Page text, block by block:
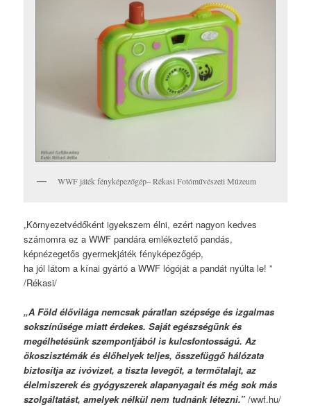
WWF játék fényképezőgép– Rékasi Fotóművészeti Múzeum
„Környezetvédőként igyekszem élni, ezért nagyon kedves
számomra ez a WWF pandára emlékeztető pandás,
képnézegetős gyermekjáték fényképezőgép,
ha jól látom a kínai gyártó a WWF lógóját a pandát nyúlta le! ”
/Rékasi/
„A Föld élővilága nemcsak páratlan szépsége és izgalmas
sokszínűsége miatt érdekes. Saját egészségünk és
megélhetésünk szempontjából is kulcsfontosságú. Az
ökoszisztémák és élőhelyek teljes, összefüggő hálózata
biztosítja az ivóvizet, a tiszta levegőt, a termőtalajt, az
élelmiszerek és gyógyszerek alapanyagait és még sok más
szolgáltatást, amelyek nélkül nem tudnánk létezni.” /wwf.hu/